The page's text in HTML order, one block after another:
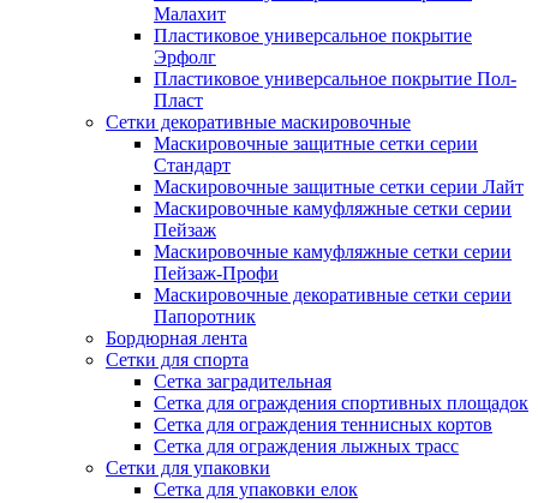
Малахит
Пластиковое универсальное покрытие
Эрфолг
Пластиковое универсальное покрытие Пол-
Пласт
Сетки декоративные маскировочные
Маскировочные защитные сетки серии
Стандарт
Маскировочные защитные сетки серии Лайт
Маскировочные камуфляжные сетки серии
Пейзаж
Маскировочные камуфляжные сетки серии
Пейзаж-Профи
Маскировочные декоративные сетки серии
Папоротник
Бордюрная лента
Сетки для спорта
Сетка заградительная
Сетка для ограждения спортивных площадок
Сетка для ограждения теннисных кортов
Сетка для ограждения лыжных трасс
Сетки для упаковки
Сетка для упаковки елок